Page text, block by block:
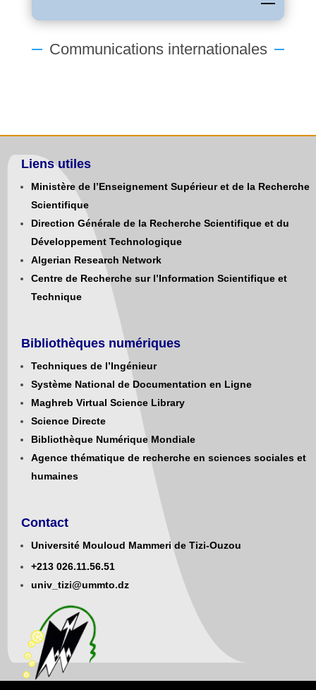
Communications internationales
Liens utiles
Ministère de l’Enseignement Supérieur et de la Recherche
Scientifique
Direction Générale de la Recherche Scientifique et du
Développement Technologique
Algerian Research Network
Centre de Recherche sur l’Information Scientifique et
Technique
Bibliothèques numériques
Techniques de l’Ingénieur
Système National de Documentation en Ligne
Maghreb Virtual Science Library
Science Directe
Bibliothèque Numérique Mondiale
Agence thématique de recherche en sciences sociales et
humaines
Contact
Université Mouloud Mammeri de Tizi-Ouzou
+213 026.11.56.51
univ_tizi@ummto.dz